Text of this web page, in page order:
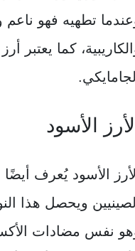
تطهيه فهو ناعم
كما يعتبر
الجامايكي.
الأرز الأسود
الأرز الأسود يُعرف
الصينيين ويحصل هذا
نفس مضادات